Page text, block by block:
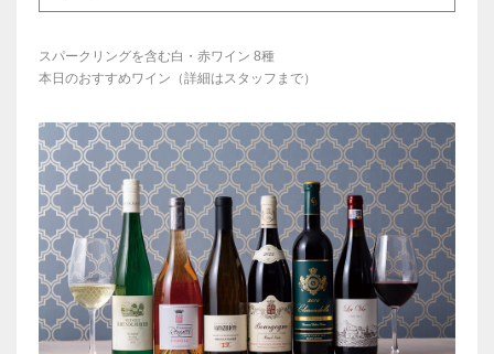
スパークリングを含む白・赤ワイン 8種
本日のおすすめワイン（詳細はスタッフまで）